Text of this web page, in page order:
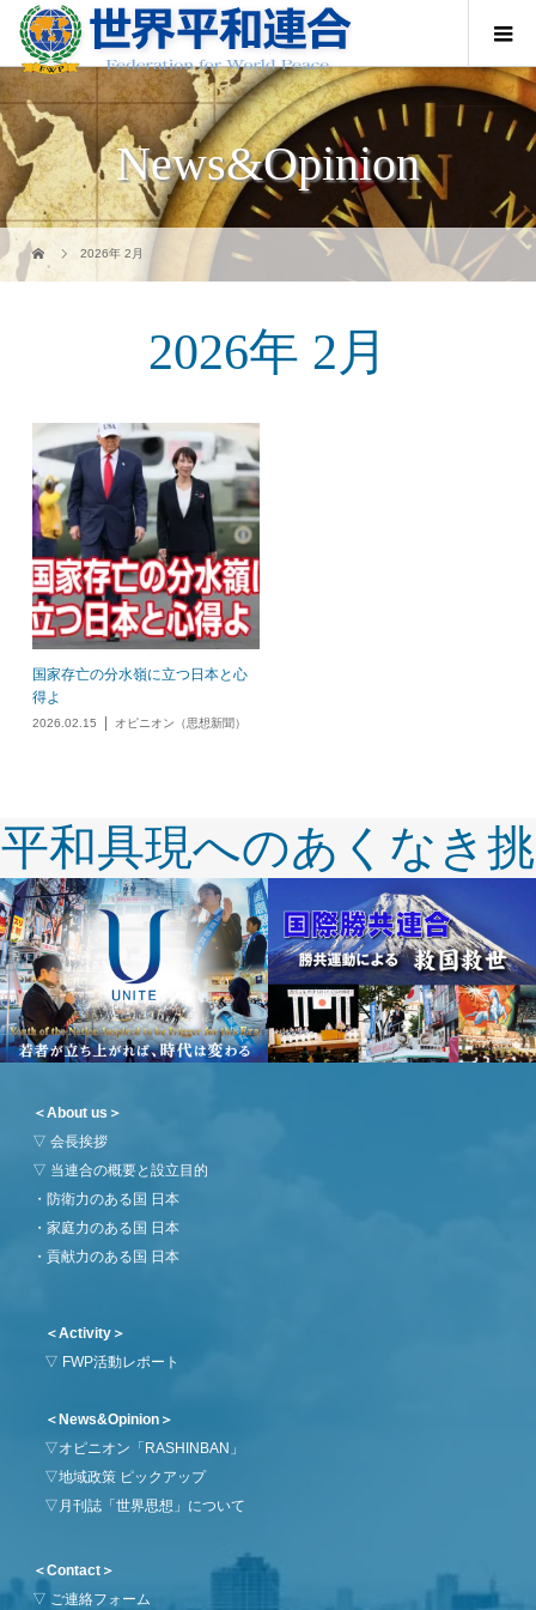
News&Opinion
2026年 2月
2026年 2月
国家存亡の分水嶺に立つ日本と心
得よ
2026.02.15 オピニオン（思想新聞）
平和具現へのあくなき挑
戦！
＜About us＞
▽会長挨拶
▽ 当連合の概要と設立目的
・ 防衛力のある国 日本
・家庭力のある国 日本
・貢献力のある国 日本
＜Activity＞
▽ FWP活動レポート
＜News&Opinion＞
▽オピニオン「RASHINBAN」
▽地域政策 ピックアップ
▽ 月刊誌「世界思想」について
＜Contact＞
▽ ご連絡フォーム